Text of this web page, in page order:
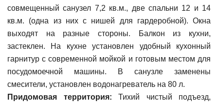
совмещенный санузел 7,2 кв.м., две спальни 12 и 14
кв.м. (одна из них с нишей для гардеробной). Окна
выходят на разные стороны. Балкон из кухни,
застеклен. На кухне установлен удобный кухонный
гарнитур с современной мойкой и готовым местом для
посудомоечной машины. В санузле заменены
смесители, установлен водонагреватель на 80 л.
Придомовая территория: Тихий чистый подъезд,